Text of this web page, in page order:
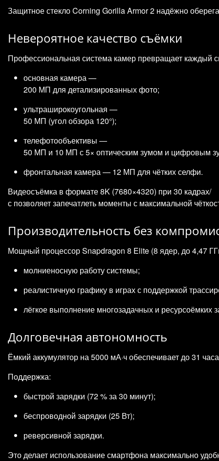
Защитное стекло Corning Gorilla Armor 2 надёжно
Невероятное качество съёмки
Профессиональная система камер превращает каждый
основная камера —
200 МП для детализированных фото;
ультраширокоугольная —
50 МП (угол обзора 120°);
телефотообъективы —
50 МП и 10 МП с 5× оптическим зумом и цифровым
фронтальная камера — 12 МП для чётких селфи.
Видеосъёмка в формате 8K (7680×4320) при 30 кадрах/
с позволяет запечатлеть моменты с максимальной
Производительность без
Мощный процессор Snapdragon 8 Elite (8 ядер, до 4,47
молниеносную работу системы;
реалистичную графику в играх с поддержкой
лёгкое выполнение многозадачных и ресурсоёмких
Долговечная автономность
Ёмкий аккумулятор на 5000 мА·ч обеспечивает до 31
Поддержка:
быстрой зарядки (72 % за 30 минут);
беспроводной зарядки (25 Вт);
реверсивной зарядки.
Это делает использование смартфона максимально